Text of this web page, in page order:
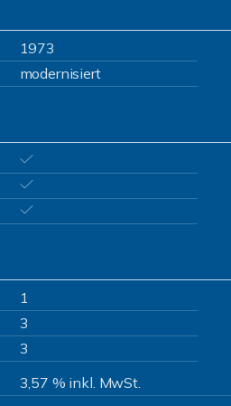
1973
modernisiert
1
3
3
3,57 % inkl. MwSt.